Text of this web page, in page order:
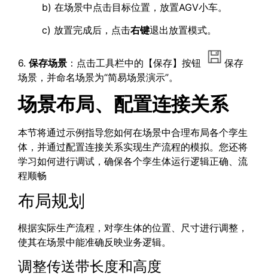
b) 在场景中点击目标位置，放置AGV小车。
c) 放置完成后，点击右键退出放置模式。
6. 保存场景 ：点击工具栏中的【保存】按钮
保存
场景，并命名场景为“简易场景演示”。
场景布局、配置连接关系
本节将通过示例指导您如何在场景中合理布局各个孪生
体，并通过配置连接关系实现生产流程的模拟。您还将
学习如何进行调试，确保各个孪生体运行逻辑正确、流
程顺畅
布局规划
根据实际生产流程，对孪生体的位置、尺寸进行调整，
使其在场景中能准确反映业务逻辑。
调整传送带长度和高度